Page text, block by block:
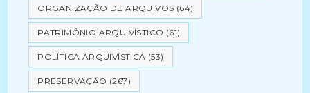
ORGANIZAÇÃO DE ARQUIVOS (64)
PATRIMÔNIO ARQUIVÍSTICO (61)
POLÍTICA ARQUIVÍSTICA (53)
PRESERVAÇÃO (267)